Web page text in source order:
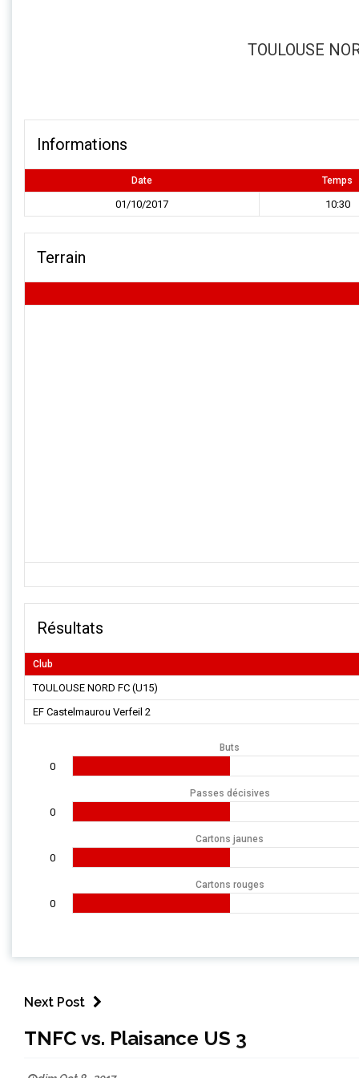
TOULOUSE
Informations
Date Temps
01/10/2017 10:30
Terrain
Résultats
Club
TOULOUSE NORD FC (U15)
EF Castelmaurou Verfeil 2
Buts
0
Passes décisives
0
Cartons jaunes
0
Cartons rouges
0
Next Post
TNFC vs. Plaisance US 3